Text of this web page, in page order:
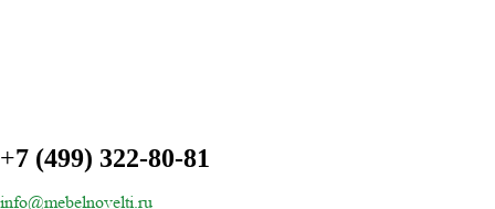
+7 (499) 322-80-81
info@mebelnovelti.ru